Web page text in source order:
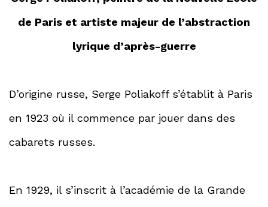
de Paris et artiste majeur de l’abstraction
lyrique d’après-guerre
D’origine russe, Serge Poliakoff s’établit à Paris
en 1923 où il commence par jouer dans des
cabarets russes.
En 1929, il s’inscrit à l’académie de la Grande